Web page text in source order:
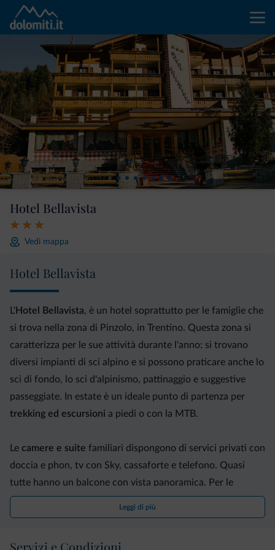
Hotel Bellavista
Vedi mappa
Hotel Bellavista
L' Hotel Bellavista, è un hotel soprattutto per le famiglie che
si trova nella zona di Pinzolo, in Trentino. Questa zona si
caratterizza per le sue attività durante l'anno: si trovano
diversi impianti di sci alpino e si possono praticare anche lo
sci di fondo, lo sci d'alpinismo, pattinaggio e suggestive
passeggiate. In estate è un ideale punto di partenza per
trekking ed escursioni a piedi o con la MTB.
Le camere e suite familiari dispongono di servici privati con
doccia e phon, tv con Sky, cassaforte e telefono. Quasi
tutte hanno un balcone con vista panoramica. Per le
famiglie con bimbi si può richiedere anche lanursery in
camera. Su richiesta camere anallergiche.
Leggi di più
Servizi e Condizioni